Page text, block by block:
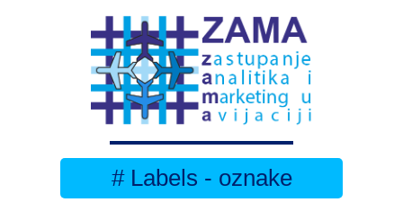
# Labels - oznake